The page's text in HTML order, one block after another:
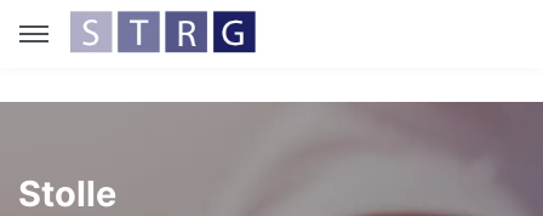
Stolle